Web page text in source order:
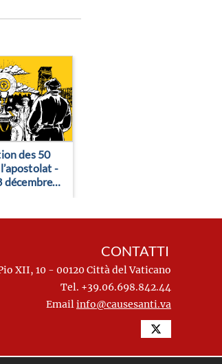
altro
des 50
-
décembre
CONTATTI
XII, 10 - 00120 Città del Vaticano
Tel. +39.06.698.842.44
Email info@causesanti.va